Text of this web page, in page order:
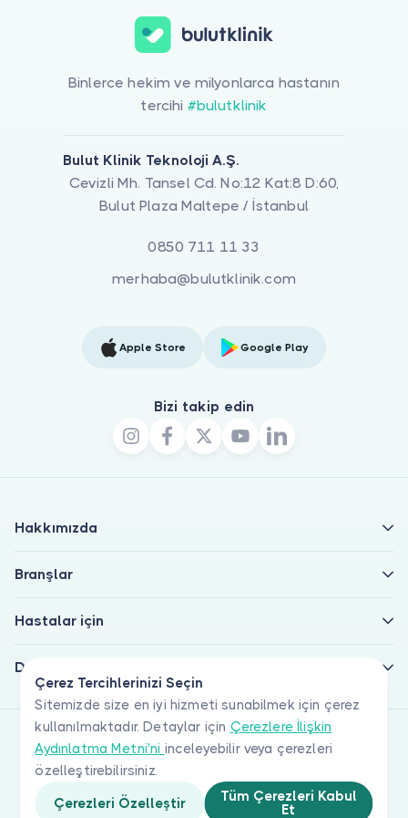
Çerez Tercihlerinizi Seçin
Sitemizde size en iyi hizmeti sunabilmek için çerez
kullanılmaktadır. Detaylar için Çerezlere İlişkin
Aydınlatma Metni'ni inceleyebilir veya çerezleri
özelleştirebilirsiniz.
Çerezleri Özelleştir
Tüm Çerezleri Kabul
Et
Binlerce hekim ve milyonlarca hastanın
tercihi #bulutklinik
Bulut Klinik Teknoloji A.Ş.
Cevizli Mh. Tansel Cd. No:12 Kat:8 D:60,
Bulut Plaza Maltepe / İstanbul
0850 711 11 33
merhaba@bulutklinik.com
Apple Store Google Play
Bizi takip edin
Hakkımızda
Branşlar
Hastalar için
Doktorlar için